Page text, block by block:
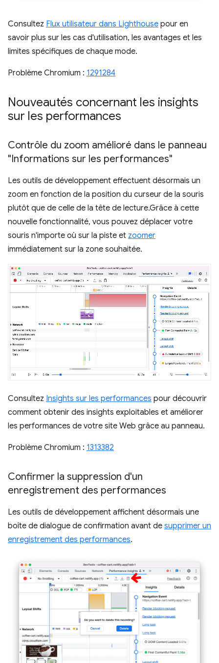
Consultez Flux utilisateur dans Lighthouse pour en
savoir plus sur les cas d'utilisation, les avantages et les
limites spécifiques de chaque mode.
Problème Chromium : 1291284
Nouveautés concernant les insights
sur les performances
Contrôle du zoom amélioré dans le panneau
"Informations sur les performances"
Les outils de développement effectuent désormais un
zoom en fonction de la position du curseur de la souris
plutôt que de celle de la tête de lecture.Grâce à cette
nouvelle fonctionnalité, vous pouvez déplacer votre
souris n'importe où sur la piste et zoomer
immédiatement sur la zone souhaitée.
Consultez Insights sur les performances pour découvrir
comment obtenir des insights exploitables et améliorer
les performances de votre site Web grâce au panneau.
Problème Chromium : 1313382
Confirmer la suppression d'un
enregistrement des performances
Les outils de développement affichent désormais une
boîte de dialogue de confirmation avant de supprimer un
enregistrement des performances.